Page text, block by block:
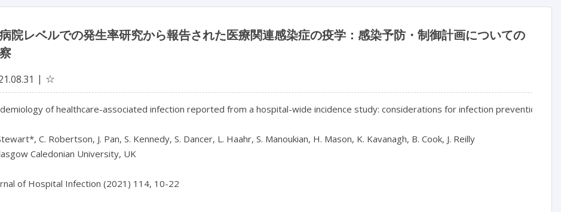
院レベルでの発生率研究から報告された医療関連感染症の疫学：感染予防・制御計画についての
☆
of healthcare-associated infection reported from a hospital-wide incidence study: considerations for infection prevention and
C. Robertson, J. Pan, S. Kennedy, S. Dancer, L. Haahr, S. Manoukian, H. Mason, K. Kavanagh, B. Cook, J. Reilly
Caledonian University, UK
of Hospital Infection (2021) 114, 10-22